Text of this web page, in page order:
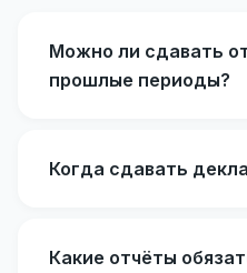
Можно ли сдавать
прошлые периоды?
Когда сдавать
Какие отчёты